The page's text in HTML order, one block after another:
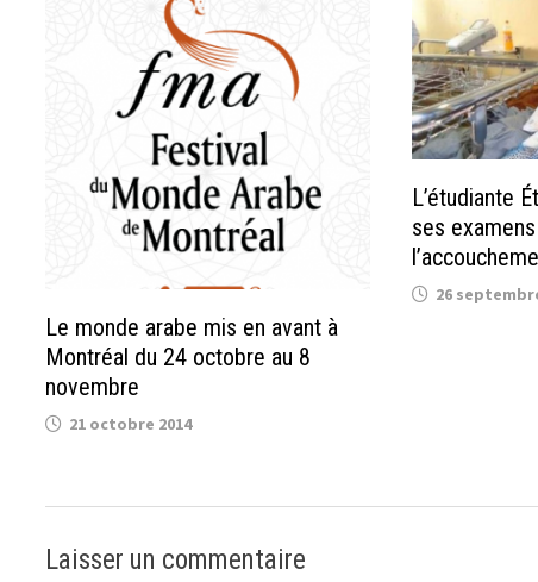
Le monde arabe mis en avant à
Montréal du 24 octobre au 8
novembre
21 octobre 2014
L’étudiante
ses
26
Laisser un commentaire